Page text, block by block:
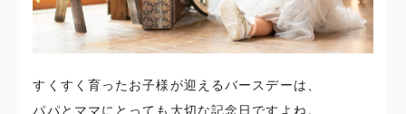
すくすく育ったお子様が迎えるバースデーは、
パパとママにとっても大切な記念日ですよね。